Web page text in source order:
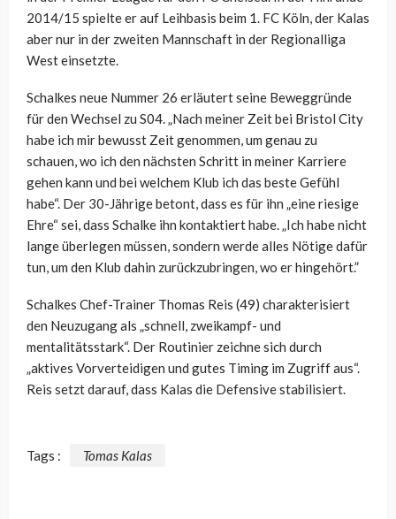
2014/15 spielte er auf Leihbasis beim 1. FC Köln, der Kalas
aber nur in der zweiten Mannschaft in der Regionalliga
West einsetzte.
Schalkes neue Nummer 26 erläutert seine Beweggründe
für den Wechsel zu S04. „Nach meiner Zeit bei Bristol City
habe ich mir bewusst Zeit genommen, um genau zu
schauen, wo ich den nächsten Schritt in meiner Karriere
gehen kann und bei welchem Klub ich das beste Gefühl
habe“. Der 30-Jährige betont, dass es für ihn „eine riesige
Ehre“ sei, dass Schalke ihn kontaktiert habe. „Ich habe nicht
lange überlegen müssen, sondern werde alles Nötige dafür
tun, um den Klub dahin zurückzubringen, wo er hingehört.”
Schalkes Chef-Trainer Thomas Reis (49) charakterisiert
den Neuzugang als „schnell, zweikampf- und
mentalitätsstark“. Der Routinier zeichne sich durch
„aktives Vorverteidigen und gutes Timing im Zugriff aus“.
Reis setzt darauf, dass Kalas die Defensive stabilisiert.
Tags : Tomas Kalas